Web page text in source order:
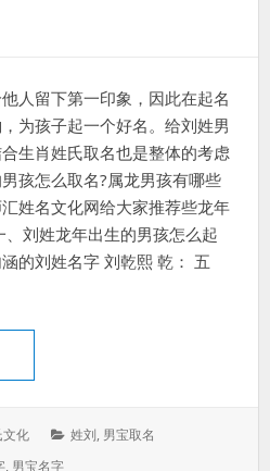
人留下第一印象，因此在起名
为孩子起一个好名。给刘姓男
生肖姓氏取名也是整体的考虑
孩怎么取名?属龙男孩有哪些
姓名文化网给大家推荐些龙年
刘姓龙年出生的男孩怎么起
的刘姓名字 刘乾熙 乾： 五
年出生的男孩怎么起名好？属龙男
文化
分
姓刘, 男宝取名
, 男宝名字